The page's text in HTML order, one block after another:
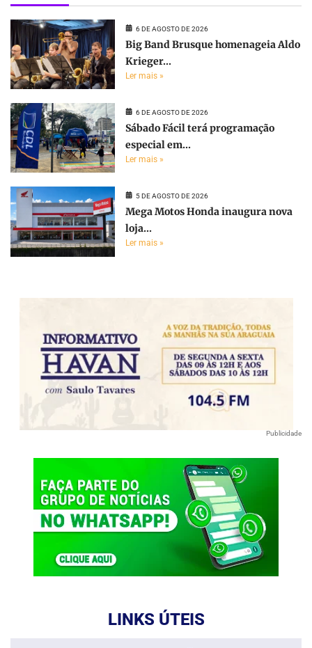
6 DE AGOSTO DE 2026
Big Band Brusque homenageia Aldo
Krieger...
Ler mais »
6 DE AGOSTO DE 2026
Sábado Fácil terá programação
especial em...
Ler mais »
5 DE AGOSTO DE 2026
Mega Motos Honda inaugura nova
loja...
Ler mais »
Publicidade
LINKS ÚTEIS